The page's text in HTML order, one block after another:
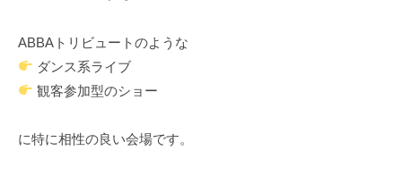
ABBAトリビュートのような
ダンス系ライブ
観客参加型のショー
に特に相性の良い会場です。